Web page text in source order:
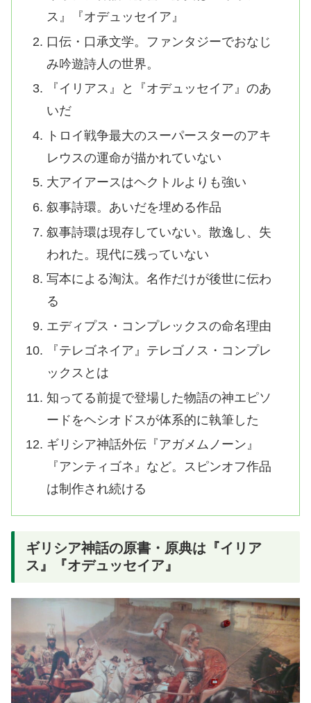
ス』『オデュッセイア』
口伝・口承文学。ファンタジーでおなじ
み吟遊詩人の世界。
『イリアス』と『オデュッセイア』のあ
いだ
トロイ戦争最大のスーパースターのアキ
レウスの運命が描かれていない
大アイアースはヘクトルよりも強い
叙事詩環。あいだを埋める作品
叙事詩環は現存していない。散逸し、失
われた。現代に残っていない
写本による淘汰。名作だけが後世に伝わ
る
エディプス・コンプレックスの命名理由
『テレゴネイア』テレゴノス・コンプレ
ックスとは
知ってる前提で登場した物語の神エピソ
ードをヘシオドスが体系的に執筆した
ギリシア神話外伝『アガメムノーン』
『アンティゴネ』など。スピンオフ作品
は制作され続ける
ギリシア神話の原書・原典は『イリア
ス』『オデュッセイア』